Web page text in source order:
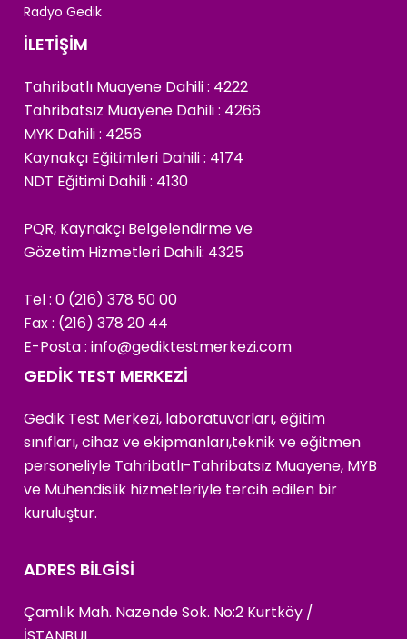
Radyo Gedik
İLETİŞİM
Tahribatlı Muayene Dahili : 4222
Tahribatsız Muayene Dahili : 4266
MYK Dahili : 4256
Kaynakçı Eğitimleri Dahili : 4174
NDT Eğitimi Dahili : 4130
PQR, Kaynakçı Belgelendirme ve
Gözetim Hizmetleri Dahili: 4325
Tel : 0 (216) 378 50 00
Fax : (216) 378 20 44
E-Posta :info@gediktestmerkezi.com
GEDİK TEST MERKEZİ
Gedik Test Merkezi, laboratuvarları, eğitim
sınıfları, cihaz ve ekipmanları,teknik ve eğitmen
personeliyle Tahribatlı-Tahribatsız Muayene, MYB
ve Mühendislik hizmetleriyle tercih edilen bir
kuruluştur.
ADRES BİLGİSİ
Çamlık Mah. Nazende Sok. No:2 Kurtköy /